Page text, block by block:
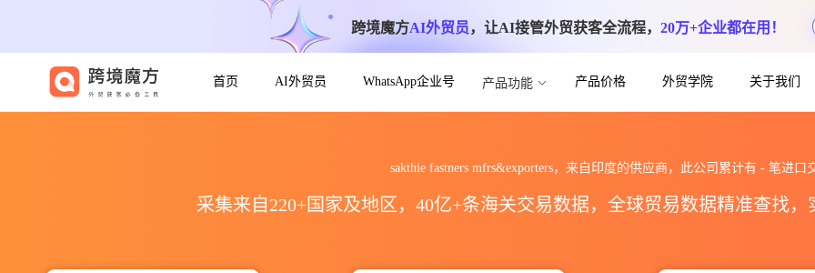
跨境魔方AI外贸员，让AI接管外贸获客全流程， 20万+企业都在用！
首页 AI外贸员 WhatsApp企业号 产品功能 产品价格 外贸学院 关于我们
sakthie fastners mfrs&exporters，来自印度的供应商，此公司累计有 - 笔进口
采集来自220+国家及地区，40亿+条海关交易数据，全球贸易数据精准查找